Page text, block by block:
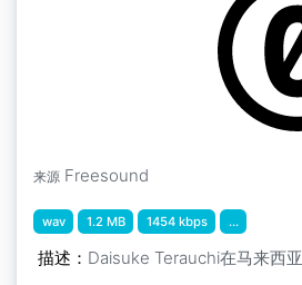
来源 Freesound
wav 1.2 MB 1454 kbps ...
描述： Daisuke Terauchi在马来西